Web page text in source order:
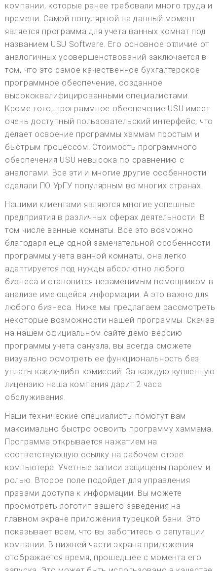
компании, которые ранее требовали много труда и
времени. Самой популярной на данный момент
является программа для учета ванных комнат под
названием USU Software. Его основное отличие от
аналогичных усовершенствований заключается в
том, что это самое качественное бухгалтерское
программное обеспечение, созданное
высококвалифицированными специалистами.
Кроме того, программное обеспечение USU имеет
очень доступный пользовательский интерфейс, что
делает освоение программы хаммам простым и
быстрым процессом. Стоимость программного
обеспечения USU невысока по сравнению с
аналогами. Все эти и многие другие особенности
сделали ПО УрГУ популярным во многих странах.
Нашими клиентами являются многие успешные
предприятия в различных сферах деятельности. В
том числе ванные комнаты. Все это возможно
благодаря еще одной замечательной особенности
программы учета ванной комнаты, она легко
адаптируется под нужды абсолютно любого
бизнеса и становится незаменимым помощником в
анализе имеющейся информации. А это важно для
любого бизнеса. Ниже мы предлагаем рассмотреть
некоторые возможности нашей программы. Скачав
на нашем официальном сайте демо-версию
программы учета санузла, вы всегда сможете
визуально осмотреть ее функциональность без
уплаты каких-либо комиссий. За каждую купленную
лицензию наша компания дарит 2 часа
обслуживания.
Наши технические специалисты помогут вам
максимально быстро освоить программу хаммама.
Программа открывается нажатием на
соответствующую ссылку на рабочем столе
компьютера. Учетные записи защищены паролем и
ролью. Второе поле подойдет для управления
правами доступа к информации. Вы можете
просмотреть логотип вашего заведения на
главном экране приложения турецкой бани. Это
показывает всем, что вы заботитесь о репутации
компании. В нижней части экрана приложения
отображается время, прошедшее с момента его